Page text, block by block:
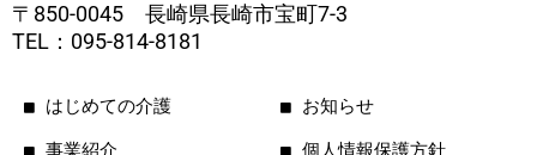
〒850-0045 長崎県長崎市宝町7-3
TEL：095-814-8181
はじめての介護 お知らせ